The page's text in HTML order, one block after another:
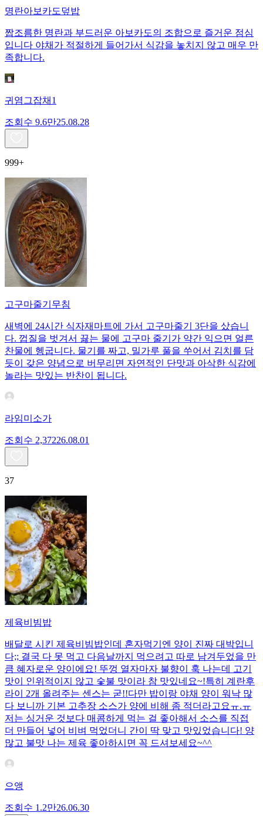
명란아보카도덮밥
짭조름한 명란과 부드러운 아보카도의 조합으로 즐거운 점심
입니다 야채가 적절하게 들어가서 식감을 놓치지 않고 매우 만
족합니다.
귀염그잡채1
조회수 9.6만25.08.28
999+
고구마줄기무침
새벽에 24시간 식자재마트에 가서 고구마줄기 3단을 샀습니
다. 껍질을 벗겨서 끓는 물에 고구마 줄기가 약간 익으면 얼른
찬물에 헹굽니다. 물기를 짜고, 밀가루 풀을 쑤어서 김치를 담
듯이 갖은 양념으로 버무리면 자연적인 단맛과 아삭한 식감에
놀라는 맛있는 반찬이 됩니다.
라임미소가
조회수 2,37226.08.01
37
제육비빔밥
배달로 시킨 제육비빔밥인데 혼자먹기엔 양이 진짜 대박입니
다;; 결국 다 못 먹고 다음날까지 먹으려고 따로 남겨두었을 만
큼 혜자로운 양이에요! 뚜껑 열자마자 불향이 훅 나는데 고기
맛이 인위적이지 않고 숯불 맛이라 참 맛있네요~!특히 계란후
라이 2개 올려주는 센스는 굳!! ​다만 밥이랑 야채 양이 워낙 많
다 보니까 기본 고추장 소스가 양에 비해 좀 적더라고요ㅠ.ㅠ
저는 싱거운 것보다 매콤하게 먹는 걸 좋아해서 소스를 직접
더 만들어 넣어 비벼 먹었더니 간이 딱 맞고 맛있었습니다! 양
많고 불맛 나는 제육 좋아하시면 꼭 드셔보세요~^^
으앵
조회수 1.2만26.06.30